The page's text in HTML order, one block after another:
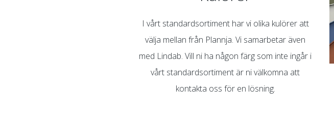
I vårt standardsortiment har vi olika kulörer att
välja mellan från Plannja. Vi samarbetar även
med Lindab. Vill ni ha någon färg som inte ingår i
vårt standardsortiment är ni välkomna att
kontakta oss för en lösning.